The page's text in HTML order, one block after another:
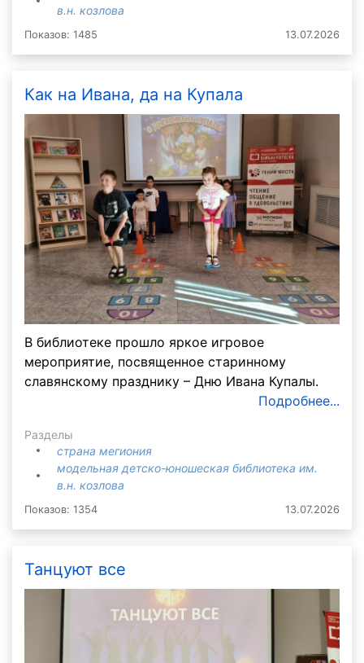
в.н. козлова
Показов: 1485 13.07.2026
Как на Ивана, да на Купала
В библиотеке прошло яркое игровое
мероприятие, посвященное старинному
славянскому празднику – Дню Ивана Купалы.
Подробнее...
Разделы
страна мегиония
модельная детско-юношеская библиотека им.
в.н. козлова
Показов: 1354 13.07.2026
Танцуют все